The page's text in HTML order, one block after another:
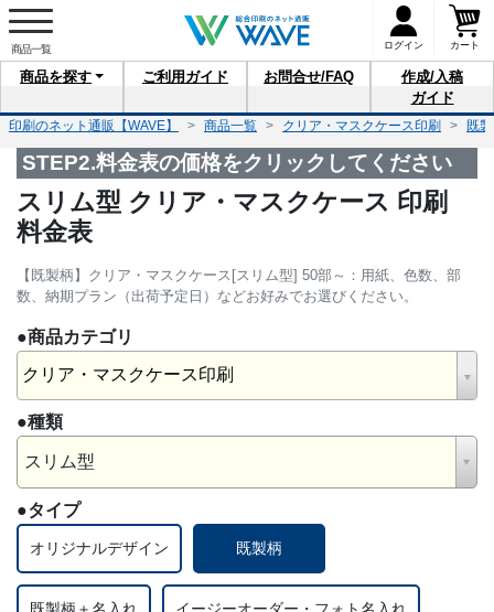
ログイン カート
商品を探す ご利用 ガイド お問合せ/FAQ
作成/入稿
ガイド
印刷のネット通販【WAVE】 商品一覧 クリア・マスクケース印刷 既
STEP2.料金表の価格をクリックしてください
スリム型 クリア・マスクケース 印刷
料金表
【既製柄】クリア・マスクケース[スリム型] 50部～：用紙、色数、部
数、納期プラン（出荷予定日）などお好みでお選びください。
●商品カテゴリ
クリア・マスクケース印刷
●種類
スリム型
●タイプ
オリジナルデザイン 既製柄
既製柄＋名入れ イージーオーダー・フォト名入れ